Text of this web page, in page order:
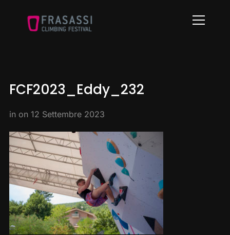
Info
FCF2023_Eddy_232
in on 12 Settembre 2023